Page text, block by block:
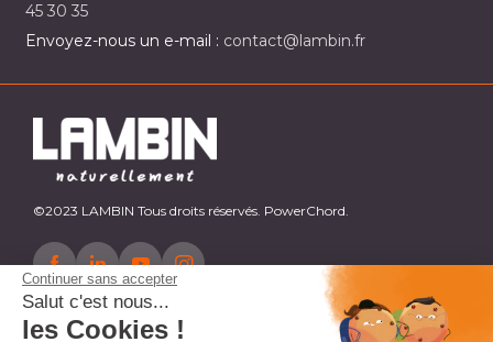
Continuer sans accepter
Salut c'est nous...
les Cookies !
45 30 35
Envoyez-nous un e-mail : contact@lambin.fr
©2023 LAMBIN Tous droits réservés. PowerChord.